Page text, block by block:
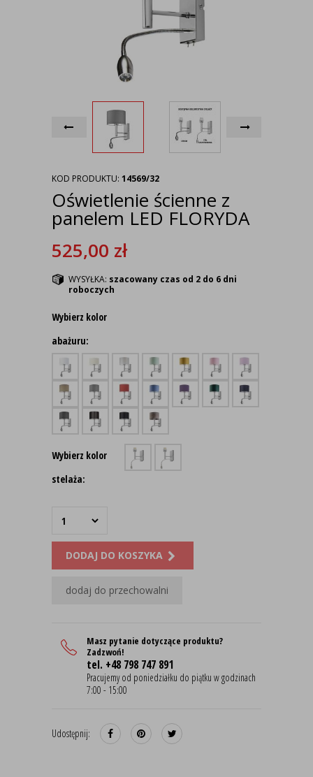
KOD PRODUKTU: 14569/32
Oświetlenie ścienne z
panelem LED FLORYDA
525,00 zł
WYSYŁKA: szacowany czas od 2 do 6 dni
roboczych
Wybierz kolor
abażuru:
Wybierz kolor
stelaża:
DODAJ DO KOSZYKA
dodaj do przechowalni
Masz pytanie dotyczące produktu?
Zadzwoń!
tel. +48 798 747 891
Pracujemy od poniedziałku do piątku w godzinach
7:00 - 15:00
Udostępnij: